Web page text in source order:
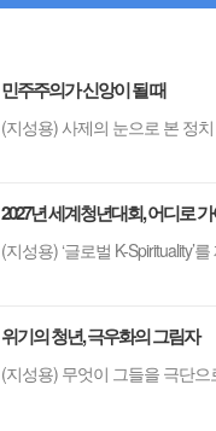
민주주의가 신앙이 될 때
(지성용) 사제의 눈으로 본 정
2027년 세계청년대회, 어디로
(지성용) ‘글로벌 K-Spirituality’
위기의 청년, 극우화의 그림자
(지성용) 무엇이 그들을 극단